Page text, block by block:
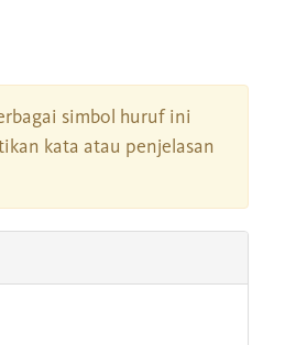
simbol huruf ini
kata atau penjelasan